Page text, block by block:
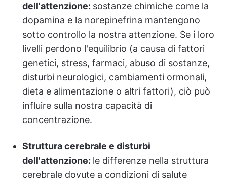
dell'attenzione: sostanze chimiche come la
dopamina e la norepinefrina mantengono
sotto controllo la nostra attenzione. Se i loro
livelli perdono l'equilibrio (a causa di fattori
genetici, stress, farmaci, abuso di sostanze,
disturbi neurologici, cambiamenti ormonali,
dieta e alimentazione o altri fattori), ciò può
influire sulla nostra capacità di
concentrazione.
Struttura cerebrale e disturbi
dell'attenzione: le differenze nella struttura
cerebrale dovute a condizioni di salute